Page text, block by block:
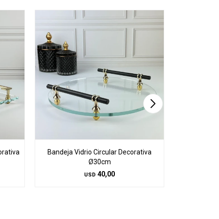
Bandeja Vidrio Circular Decorativa
Ø30cm
USD 40,00